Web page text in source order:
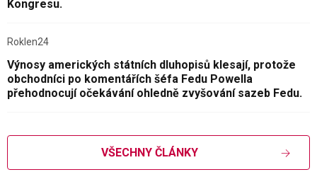
Kongresu.
Roklen24
Výnosy amerických státních dluhopisů klesají, protože
obchodníci po komentářích šéfa Fedu Powella
přehodnocují očekávání ohledně zvyšování sazeb Fedu.
VŠECHNY ČLÁNKY